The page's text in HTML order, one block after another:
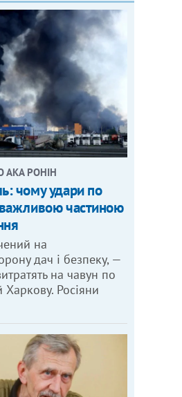
РОНІН
чому удари по
частиною
на
дач і безпеку, —
на чавун по
Росіяни